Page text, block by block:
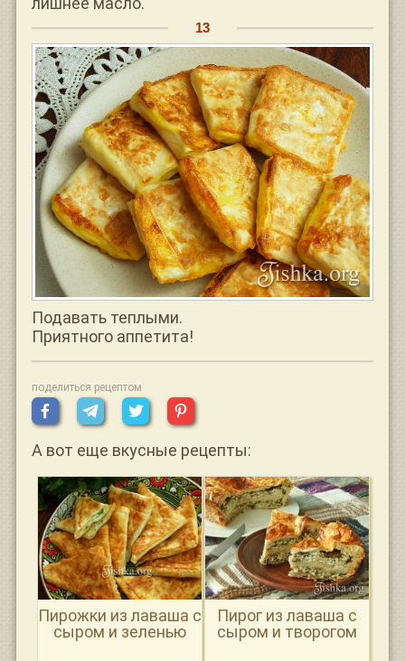
Подавать теплыми.
Приятного аппетита!
поделиться рецептом
А вот еще вкусные рецепты:
Пирожки из лаваша с
сыром и зеленью
Пирог из лаваша с
сыром и творогом